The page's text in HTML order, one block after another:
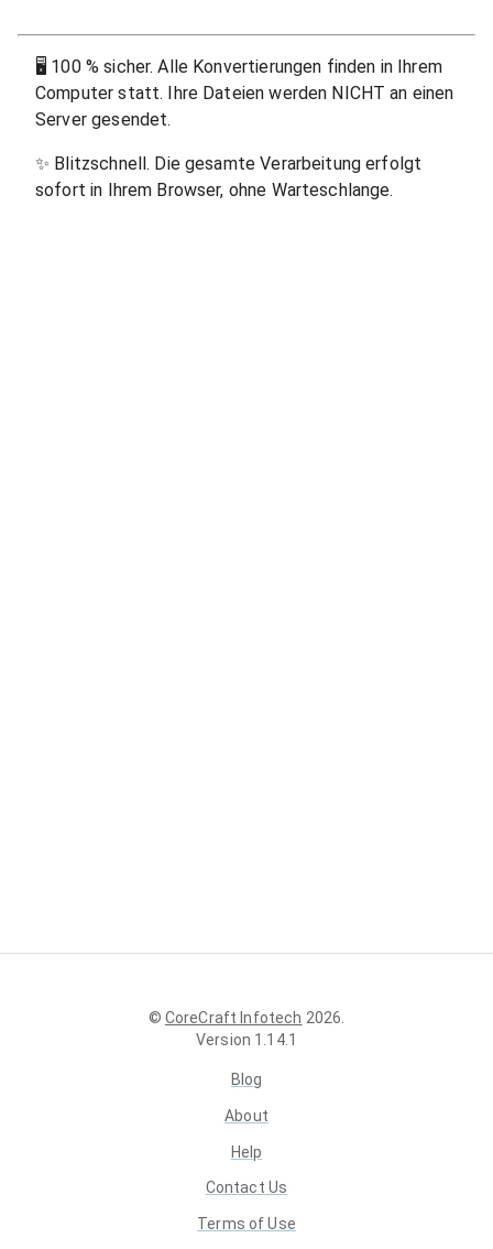
🖥 100 % sicher. Alle Konvertierungen finden in Ihrem
Computer statt. Ihre Dateien werden NICHT an einen
Server gesendet.
✨ Blitzschnell. Die gesamte Verarbeitung erfolgt
sofort in Ihrem Browser, ohne Warteschlange.
© CoreCraft Infotech 2026
Version 1.14.1
Blog
About
Help
Contact Us
Terms of Use